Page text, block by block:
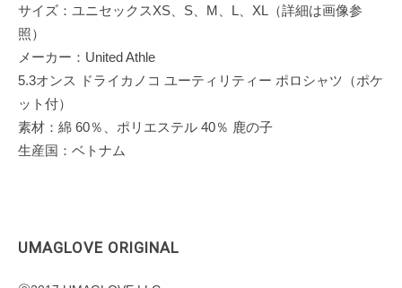
サイズ：ユニセックスXS、S、M、L、XL（詳細は画像参
照）
メーカー：United Athle
5.3オンス ドライカノコ ユーティリティー ポロシャツ（ポケ
ット付）
素材：綿 60％、ポリエステル 40％ 鹿の子
生産国：ベトナム
UMAGLOVE ORIGINAL